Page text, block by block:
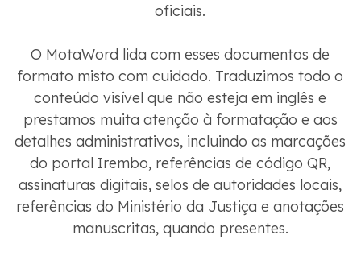
oficiais.
O MotaWord lida com esses documentos de
formato misto com cuidado. Traduzimos todo o
conteúdo visível que não esteja em inglês e
prestamos muita atenção à formatação e aos
detalhes administrativos, incluindo as marcações
do portal Irembo, referências de código QR,
assinaturas digitais, selos de autoridades locais,
referências do Ministério da Justiça e anotações
manuscritas, quando presentes.